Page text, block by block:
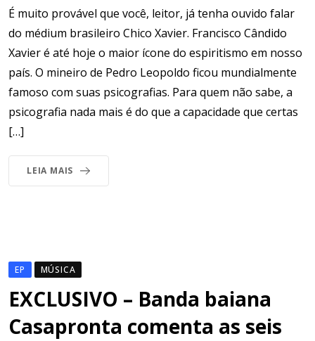
É muito provável que você, leitor, já tenha ouvido falar
do médium brasileiro Chico Xavier. Francisco Cândido
Xavier é até hoje o maior ícone do espiritismo em nosso
país. O mineiro de Pedro Leopoldo ficou mundialmente
famoso com suas psicografias. Para quem não sabe, a
psicografia nada mais é do que a capacidade que certas
[…]
LEIA MAIS
EP MÚSICA
EXCLUSIVO – Banda baiana
Casapronta comenta as seis